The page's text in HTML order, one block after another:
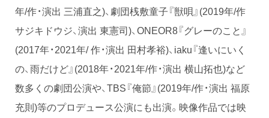
年/作・演出 三浦直之)、劇団桟敷童子『獣唄』(2019年/作
サジキドウジ、演出 東憲司)、ONEOR8『グレーのこと』
(2017年・2021年/ 作・演出 田村孝裕)、iaku『逢いにいく
の、雨だけど』(2018年・2021年/作・演出 横山拓也)など
数多くの劇団公演や、TBS『俺節』(2019年/作・演出 福原
充則)等のプロデュース公演にも出演。映像作品では映